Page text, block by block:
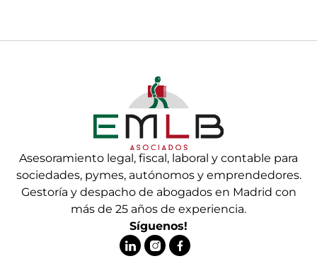
Asesoramiento legal, fiscal, laboral y contable para
sociedades, pymes, autónomos y emprendedores.
Gestoría y despacho de abogados en Madrid con
más de 25 años de experiencia.
Síguenos!